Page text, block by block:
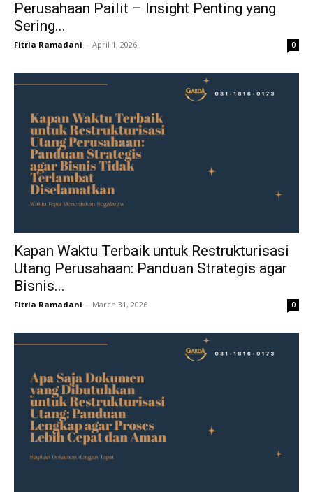
Perusahaan Pailit – Insight Penting yang
Sering...
Fitria Ramadani - April 1, 2026 0
Kapan Waktu Terbaik untuk Restrukturisasi
Utang Perusahaan: Panduan Strategis agar
Bisnis...
Fitria Ramadani - March 31, 2026 0